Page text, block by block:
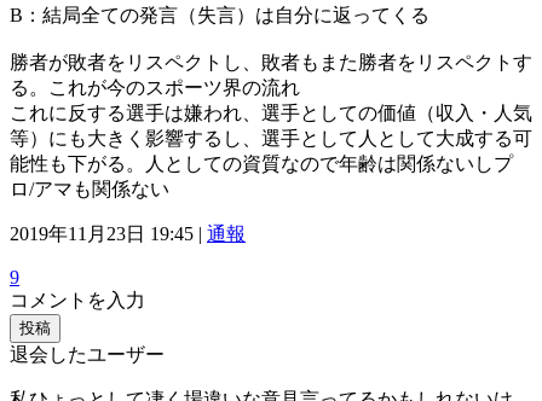
B：結局全ての発言（失言）は自分に返ってくる
勝者が敗者をリスペクトし、敗者もまた勝者をリスペクトす
る。これが今のスポーツ界の流れ
これに反する選手は嫌われ、選手としての価値（収入・人気
等）にも大きく影響するし、選手として人として大成する可
能性も下がる。人としての資質なので年齢は関係ないしプ
ロ/アマも関係ない
2019年11月23日 19:45 | 通報
9
コメントを入力
投稿
退会したユーザー